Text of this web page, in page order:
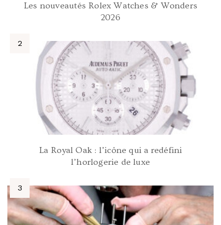
Les nouveautés Rolex Watches & Wonders
2026
La Royal Oak : l’icône qui a redéfini
l’horlogerie de luxe